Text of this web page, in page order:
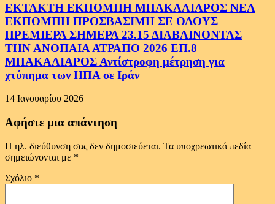
ΕΚΤΑΚΤΗ ΕΚΠΟΜΠΗ ΜΠΑΚΑΛΙΑΡΟΣ ΝΕΑ
ΕΚΠΟΜΠΗ ΠΡΟΣΒΑΣΙΜΗ ΣΕ ΟΛΟΥΣ
ΠΡΕΜΙΕΡΑ ΣΗΜΕΡΑ 23.15 ΔΙΑΒΑΙΝΟΝΤΑΣ
ΤΗΝ ΑΝΟΠΑΙΑ ΑΤΡΑΠΟ 2026 ΕΠ.8
ΜΠΑΚΑΛΙΑΡΟΣ Αντίστροφη μέτρηση για
χτύπημα των ΗΠΑ σε Ιράν
14 Ιανουαρίου 2026
Αφήστε μια απάντηση
Η ηλ. διεύθυνση σας δεν δημοσιεύεται. Τα υποχρεωτικά πεδία
σημειώνονται με *
Σχόλιο *